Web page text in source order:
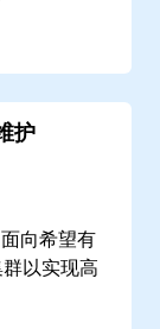
护
向希望有
以实现高